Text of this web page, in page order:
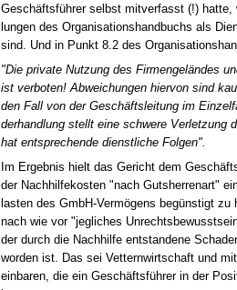
Geschäftsführer selbst mit­ver­fasst (!)
lun­gen des Or­ga­ni­sa­ti­ons­hand­buchs als
sind. Und in Punkt 8.2 des
"Die pri­va­te Nut­zung des Fir­men­geländes
ist ver­bo­ten! Ab­wei­chun­gen hier­von sind
den Fall von der Geschäfts­lei­tung im
der­hand­lung stellt ei­ne schwe­re Ver­let­zung
hat ent­spre­chen­de dienst­li­che Fol­gen".
Im Er­geb­nis hielt das Ge­richt dem
der Nach­hil­fe­kos­ten "nach Guts­her­ren­art"
las­ten des GmbH-Vermögens begüns­tigt zu
nach wie vor "jeg­li­ches
der durch die Nach­hil­fe ent­stan­de­ne
wor­den ist. Das sei Vet­tern­wirt­schaft und
ein­ba­ren, die ein Geschäftsführer in der